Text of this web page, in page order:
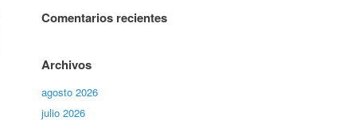
Comentarios recientes
Archivos
agosto 2026
julio 2026